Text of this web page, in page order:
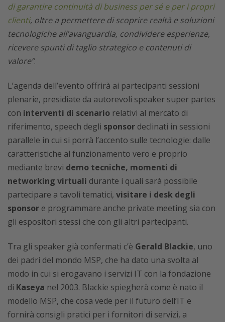
di garantire continuità di business per sé e per i propri
clienti, oltre a permettere di scoprire realtà e soluzioni
tecnologiche all’avanguardia, condividere esperienze,
ricevere spunti di taglio strategico e contenuti di
valore”.
L’agenda dell’evento offrirà ai partecipanti sessioni
plenarie, presidiate da autorevoli speaker super partes
con interventi di scenario relativi al mercato di
riferimento, speech degli sponsor declinati in sessioni
parallele in cui si porrà l’accento sulle tecnologie: dalle
caratteristiche al funzionamento vero e proprio
mediante brevi demo tecniche, momenti di
networking virtuali durante i quali sarà possibile
partecipare a tavoli tematici, visitare i desk degli
sponsor e programmare anche private meeting sia con
gli espositori stessi che con gli altri partecipanti.
Tra gli speaker già confermati c’è Gerald Blackie, uno
dei padri del mondo MSP, che ha dato una svolta al
modo in cui si erogavano i servizi IT con la fondazione
di Kaseya nel 2003. Blackie spiegherà come è nato il
modello MSP, che cosa vede per il futuro dell’IT e
fornirà consigli pratici per i fornitori di servizi, a